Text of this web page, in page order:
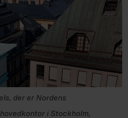
der er Nordens
i Stockholm,